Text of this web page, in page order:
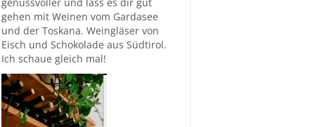
gehen mit Weinen vom Gardasee
und der Toskana. Weingläser von
Eisch und Schokolade aus Südtirol.
Ich schaue gleich mal!